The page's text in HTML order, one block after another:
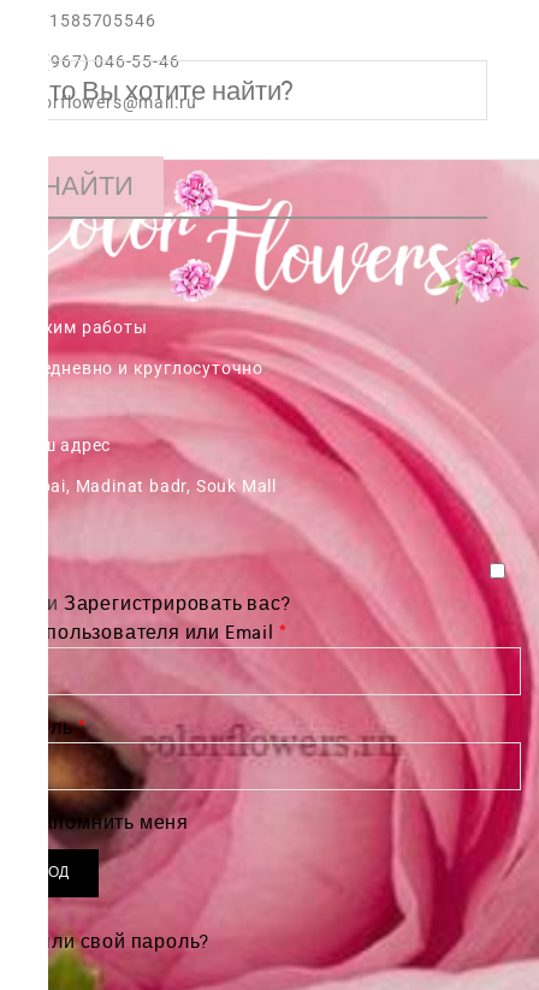
+971585705546
+7 (967) 046-55-46
colorflowers@mail.ru
Режим работы
ежедневно и круглосуточно
Наш адрес
Dubai, Madinat badr, Souk Mall
Войти Зарегистрировать вас?
Имя пользователя или Email *Обязательно
Пароль*Обязательно
Запомнить меня
ВХОД
Забыли свой пароль?
НАЙТИ